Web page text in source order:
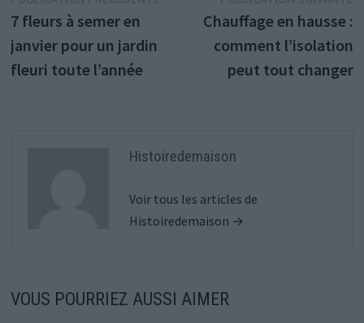
de
l’article
précédente :
7 fleurs à semer en
janvier pour un jardin
fleuri toute l’année
Chauffage en hausse :
comment l’isolation
peut tout changer
Histoiredemaison
Voir tous les articles de
Histoiredemaison →
VOUS POURRIEZ AUSSI AIMER